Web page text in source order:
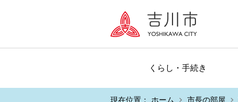
くらし・手続き
現在位置： ホーム 市長の部屋